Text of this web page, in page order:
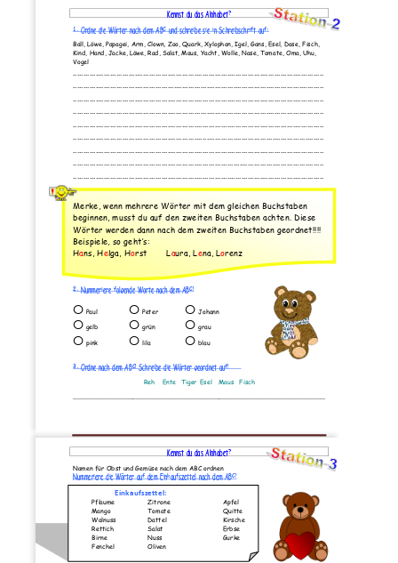
Kennst du das Alphabet?
1. Ordne die Wörter nach dem ABC und schreibe sie in Schreibschrift auf:
Ball, Löwe, Papagei, Arm, Clown, Zoo, Quark, Xylophon, Igel, Gans, Esel, Dose, Fisch,
Kind, Hand, Jacke, Löwe, Rad, Salat, Maus, Yacht, Wolle, Nase, Tomate, Oma, Uhu,
Vogel
..........................................................................................................................
..........................................................................................................................
..........................................................................................................................
..........................................................................................................................
..........................................................................................................................
..........................................................................................................................
..........................................................................................................................
..........................................................................................................................
..........................................................................................................................
Merke, wenn mehrere Wörter mit dem gleichen Buchstaben
beginnen, musst du auf den zweiten Buchstaben achten. Diese
Wörter werden dann nach dem zweiten Buchstaben geordnet!!!!
Beispiele, so geht’s:
Hans, Helga, Horst Laura, Lena, Lorenz
2. Nummeriere folgende Worte nach dem ABC!
O Paul O Peter O Johann
O gelb O grün O grau
O pink O lila O blau
3. Ordne nach dem ABC! Schreibe die Wörter geordnet auf!
Reh Ente Tiger Esel Maus Fisch
Kennst du das Alphabet?
Namen für Obst und Gemüse nach dem ABC ordnen
Nummeriere die Wörter auf dem Einkaufszettel nach dem ABC!
Einkaufszettel:
Pflaume Zitrone
Apfel
Mango
Tomate
Quitte
Walnuss
Dattel
Kirsche
Rettich
Salat
Erbse
Birne
Nuss
Gurke
Fenchel
Oliven